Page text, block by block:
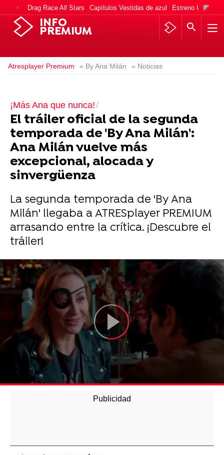
Drag Race All Stars Capítulos Vestidas de azul Estreno Una
INFO
PREMIUM
Atresplayer Premium » By Ana Milán » Noticias
¡Más Ana que nunca!
El tráiler oficial de la segunda
temporada de 'By Ana Milán':
Ana Milán vuelve más
excepcional, alocada y
sinvergüenza
La segunda temporada de 'By Ana
Milán' llegaba a ATRESplayer PREMIUM
arrasando entre la crítica. ¡Descubre el
tráiler!